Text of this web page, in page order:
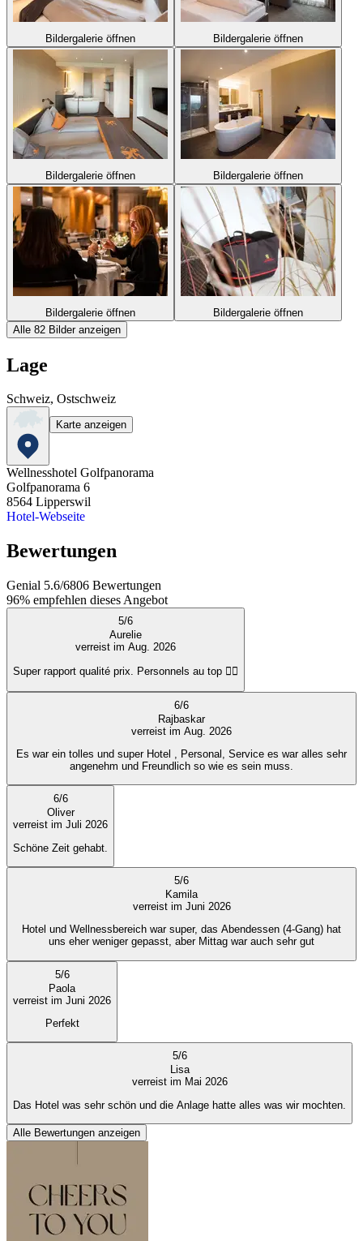
Bildergalerie öffnen Bildergalerie öffnen
Bildergalerie öffnen Bildergalerie öffnen
Bildergalerie öffnen
Bildergalerie öffnen
Alle 82 Bilder anzeigen
Lage
Schweiz, Ostschweiz
Karte anzeigen
Wellnesshotel Golfpanorama
Golfpanorama 6
8564 Lipperswil
Hotel-Webseite
Bewertungen
Genial 5.6/6806 Bewertungen
96% empfehlen dieses Angebot
5/6
Aurelie
verreist im Aug. 2026
Super rapport qualité prix. Personnels au top 👌🏻
6/6
Rajbaskar
verreist im Aug. 2026
Es war ein tolles und super Hotel , Personal, Service es war alles sehr
angenehm und Freundlich so wie es sein muss.
6/6
Oliver
verreist im Juli 2026
Schöne Zeit gehabt.
5/6
Kamila
verreist im Juni 2026
Hotel und Wellnessbereich war super, das Abendessen (4-Gang) hat
uns eher weniger gepasst, aber Mittag war auch sehr gut
5/6
Paola
verreist im Juni 2026
Perfekt
5/6
Lisa
verreist im Mai 2026
Das Hotel was sehr schön und die Anlage hatte alles was wir mochten.
Alle Bewertungen anzeigen